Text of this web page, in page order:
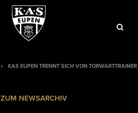
KAS EUPEN TRENNT SICH VON TORWARTTRAINER
ZUM NEWSARCHIV